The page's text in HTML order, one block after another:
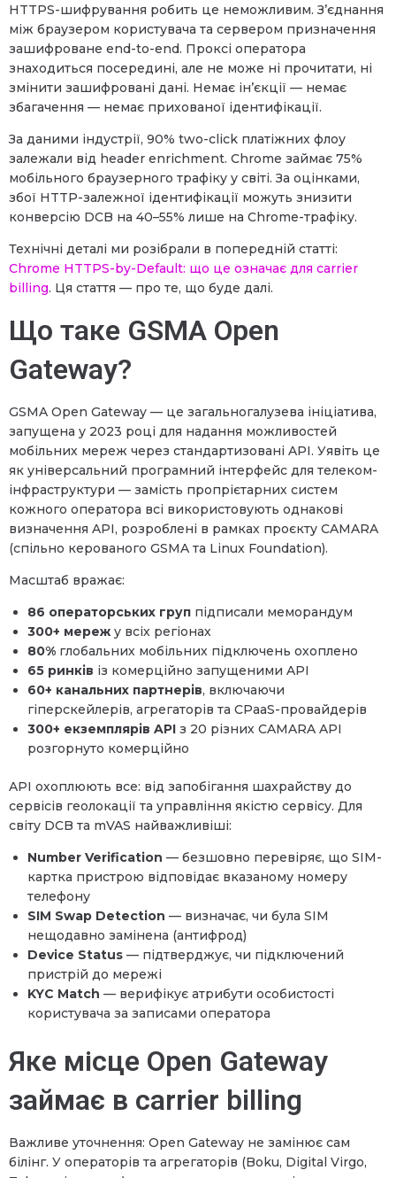
HTTPS-шифрування робить це неможливим. З’єднання
між браузером користувача та сервером призначення
зашифроване end-to-end. Проксі оператора
знаходиться посередині, але не може ні прочитати, ні
змінити зашифровані дані. Немає ін’єкції — немає
збагачення — немає прихованої ідентифікації.
За даними індустрії, 90% two-click платіжних флоу
залежали від header enrichment. Chrome займає 75%
мобільного браузерного трафіку у світі. За оцінками,
збої HTTP-залежної ідентифікації можуть знизити
конверсію DCB на 40–55% лише на Chrome-трафіку.
Технічні деталі ми розібрали в попередній статті:
Chrome HTTPS-by-Default: що це означає для carrier
billing. Ця стаття — про те, що буде далі.
Що таке GSMA Open
Gateway?
GSMA Open Gateway — це загальногалузева ініціатива,
запущена у 2023 році для надання можливостей
мобільних мереж через стандартизовані API. Уявіть це
як універсальний програмний інтерфейс для телеком-
інфраструктури — замість пропрієтарних систем
кожного оператора всі використовують однакові
визначення API, розроблені в рамках проєкту CAMARA
(спільно керованого GSMA та Linux Foundation).
Масштаб вражає:
86 операторських груп підписали меморандум
300+ мереж у всіх регіонах
80% глобальних мобільних підключень охоплено
65 ринків із комерційно запущеними API
60+ канальних партнерів, включаючи
гіперскейлерів, агрегаторів та CPaaS-провайдерів
300+ екземплярів API з 20 різних CAMARA API
розгорнуто комерційно
API охоплюють все: від запобігання шахрайству до
сервісів геолокації та управління якістю сервісу. Для
світу DCB та mVAS найважливіші:
Number Verification — безшовно перевіряє, що SIM-
картка пристрою відповідає вказаному номеру
телефону
SIM Swap Detection — визначає, чи була SIM
нещодавно замінена (антифрод)
Device Status — підтверджує, чи підключений
пристрій до мережі
KYC Match — верифікує атрибути особистості
користувача за записами оператора
Яке місце Open Gateway
займає в carrier billing
Важливе уточнення: Open Gateway не замінює сам
білінг. У операторів та агрегаторів (Boku, Digital Virgo,